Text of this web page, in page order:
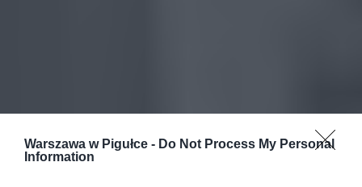
Warszawa w Pigułce - Do Not Process My Personal
Information